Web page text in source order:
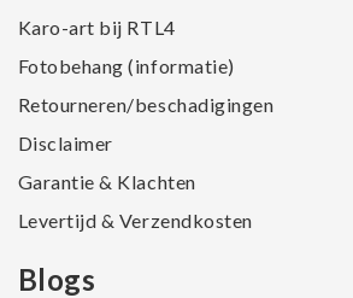
Karo-art bij RTL4
Fotobehang (informatie)
Retourneren/beschadigingen
Disclaimer
Garantie & Klachten
Levertijd & Verzendkosten
Blogs